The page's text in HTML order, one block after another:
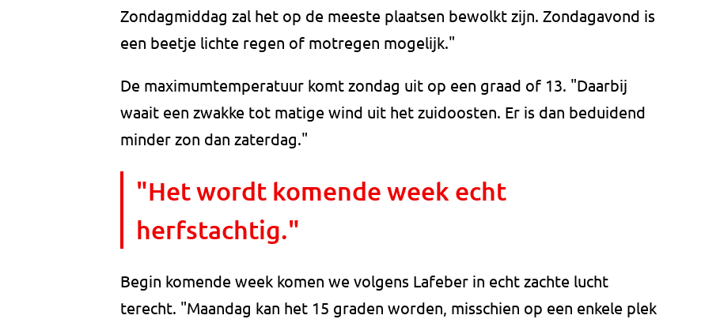
Zondagmiddag zal het op de meeste plaatsen bewolkt zijn. Zondagavond is
een beetje lichte regen of motregen mogelijk."
De maximumtemperatuur komt zondag uit op een graad of 13. "Daarbij
waait een zwakke tot matige wind uit het zuidoosten. Er is dan beduidend
minder zon dan zaterdag."
"Het wordt komende week echt
herfstachtig."
Begin komende week komen we volgens Lafeber in echt zachte lucht
terecht. "Maandag kan het 15 graden worden, misschien op een enkele plek